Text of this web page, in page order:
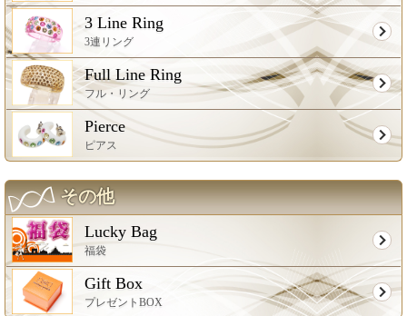
3 Line Ring
3連リング
Full Line Ring
フル・リング
Pierce
ピアス
その他
Lucky Bag
福袋
Gift Box
プレゼントBOX